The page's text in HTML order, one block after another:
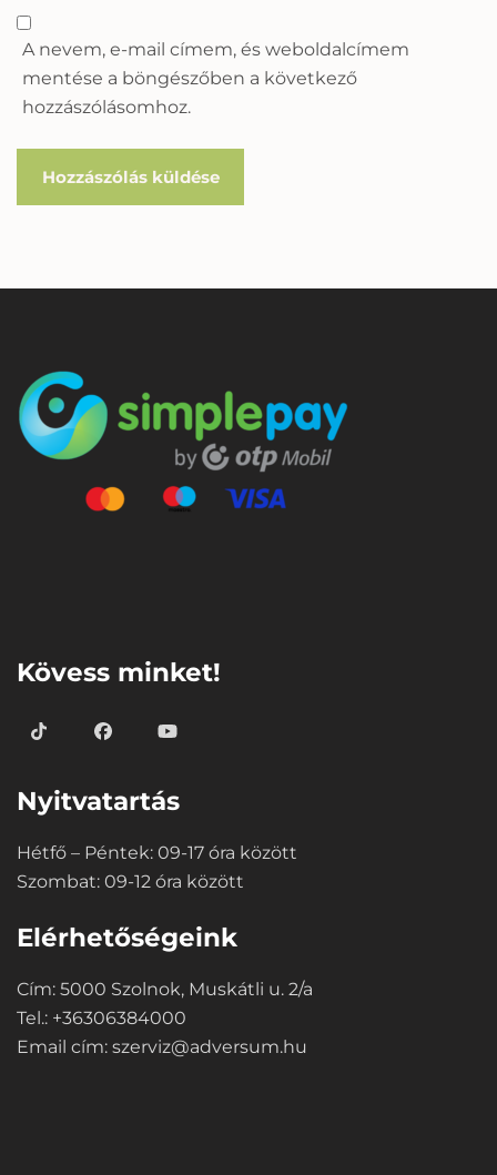
A nevem, e-mail címem, és weboldalcímem
mentése a böngészőben a következő
hozzászólásomhoz.
Kövess minket!
Nyitvatartás
Hétfő – Péntek: 09-17 óra között
Szombat: 09-12 óra között
Elérhetőségeink
Cím: 5000 Szolnok, Muskátli u. 2/a
Tel.: +36306384000
Email cím: szerviz@adversum.hu